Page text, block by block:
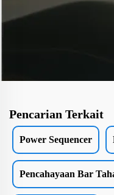
Pencarian Terkait
Power Sequencer
Pencahayaan Bar